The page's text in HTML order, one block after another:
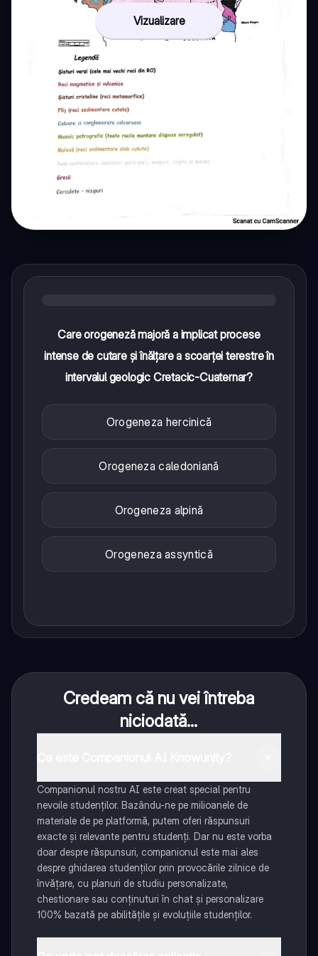
Vizualizare
Care orogeneză majoră a implicat procese
intense de cutare și înălțare a scoarței terestre în
intervalul geologic Cretacic-Cuaternar?
Orogeneza hercinică
Orogeneza caledoniană
Orogeneza alpină
Orogeneza assyntică
Credeam că nu vei întreba
niciodată...
Companionul nostru AI este creat special pentru
nevoile studenților. Bazându-ne pe milioanele de
materiale de pe platformă, putem oferi răspunsuri
exacte și relevante pentru studenți. Dar nu este vorba
doar despre răspunsuri, companionul este mai ales
despre ghidarea studenților prin provocările zilnice de
învățare, cu planuri de studiu personalizate,
chestionare sau conținuturi în chat și personalizare
100% bazată pe abilitățile și evoluțiile studenților.